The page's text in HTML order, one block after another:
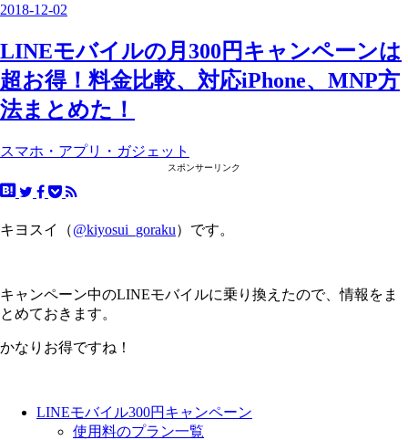
2018-12-02
LINEモバイルの月300円キャンペーンは
超お得！料金比較、対応iPhone、MNP方
法まとめた！
スマホ・アプリ・ガジェット
スポンサーリンク
キヨスイ（@kiyosui_goraku）です。
キャンペーン中のLINEモバイルに乗り換えたので、情報をま
とめておきます。
かなりお得ですね！
LINEモバイル300円キャンペーン
使用料のプラン一覧